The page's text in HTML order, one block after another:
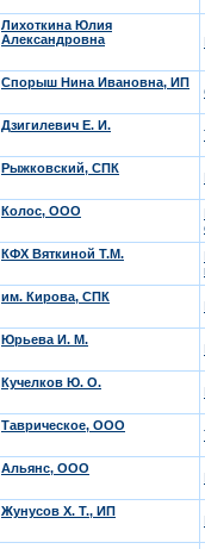
Лихоткина Юлия
Александровна
Спорыш Нина Ивановна, ИП
Дзигилевич Е. И.
Рыжковский, СПК
Колос, ООО
КФХ Вяткиной Т.М.
им. Кирова, СПК
Юрьева И. М.
Кучелков Ю. О.
Таврическое, ООО
Альянс, ООО
Жунусов Х. Т., ИП